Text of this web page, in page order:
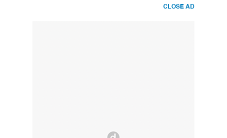
CLOSE AD